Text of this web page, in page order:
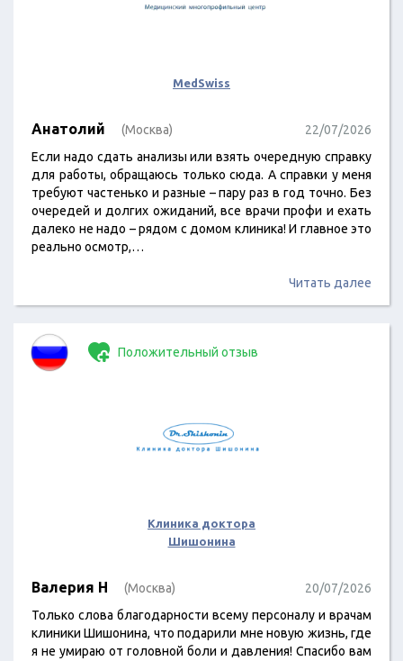
MedSwiss
Анатолий (Москва)
22/07/2026
Если надо сдать анализы или взять очередную справку
для работы, обращаюсь только сюда. А справки у меня
требуют частенько и разные – пару раз в год точно. Без
очередей и долгих ожиданий, все врачи профи и ехать
далеко не надо – рядом с домом клиника! И главное это
реально осмотр,…
Читать далее
Положительный отзыв
Клиника доктора
Шишонина
Валерия Н (Москва)
20/07/2026
Только слова благодарности всему персоналу и врачам
клиники Шишонина, что подарили мне новую жизнь, где
я не умираю от головной боли и давления! Спасибо вам